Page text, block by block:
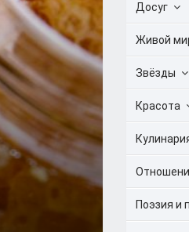
Досуг
Живой
Звёзды
Красота
Поэзия и